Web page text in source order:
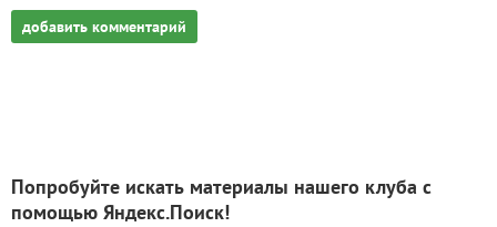
добавить комментарий
Попробуйте искать материалы нашего клуба с
помощью Яндекс.Поиск!